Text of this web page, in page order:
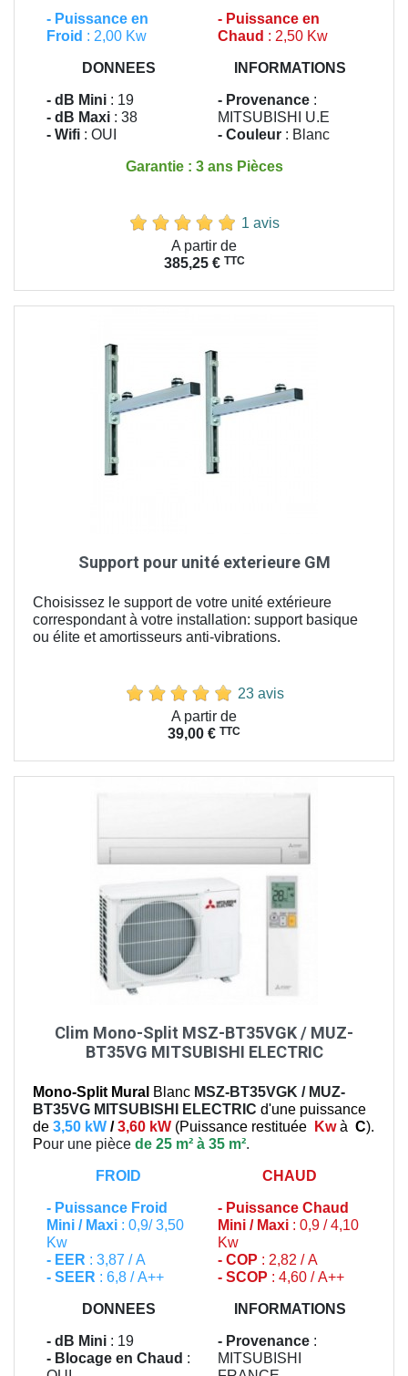
- Puissance en
Froid : 2,00 Kw
- Puissance en
Chaud : 2,50 Kw
DONNEES
- dB Mini : 19
- dB Maxi : 38
- Wifi : OUI
INFORMATIONS
- Provenance :
MITSUBISHI U.E
- Couleur : Blanc
Garantie : 3 ans Pièces
1 avis
A partir de
385,25 € TTC
Support pour unité exterieure GM
Choisissez le support de votre unité extérieure
correspondant à votre installation: support basique
ou élite et amortisseurs anti-vibrations.
23 avis
A partir de
39,00 € TTC
Clim Mono-Split MSZ-BT35VGK / MUZ-
BT35VG MITSUBISHI ELECTRIC
Mono-Split Mural Blanc MSZ-BT35VGK / MUZ-
BT35VG MITSUBISHI ELECTRIC d'une puissance
de 3,50 kW /3,60 kW (Puissance restituée Kwà C).
Pour une pièce de 25 m² à 35 m².
FROID
- Puissance Froid
Mini / Maxi : 0,9/ 3,50
Kw
- EER : 3,87 / A
- SEER : 6,8 / A++
CHAUD
- Puissance Chaud
Mini / Maxi : 0,9 / 4,10
Kw
- COP : 2,82 / A
- SCOP : 4,60 / A++
DONNEES
- dB Mini : 19
- Blocage en Chaud :
INFORMATIONS
- Provenance :
MITSUBISHI